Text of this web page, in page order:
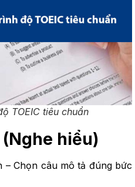
TOEIC tiêu chuẩn
hiểu)
– Chọn câu mô tả đúng bức